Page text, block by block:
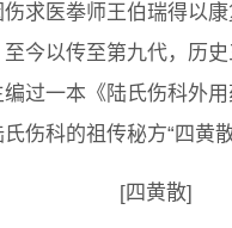
求医拳师王伯瑞得以
今以传至第九代，历
过一本《陆氏伤科外
伤科的祖传秘方“四黄
[四黄散]